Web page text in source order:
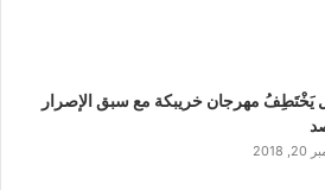
يَخْتَطِفُ مهرجان خريبكة مع سبق الإصرار